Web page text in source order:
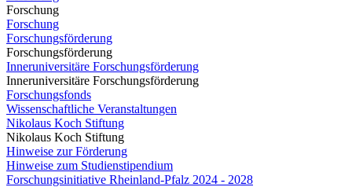
Forschung
Forschung
Forschungsförderung
Forschungsförderung
Inneruniversitäre Forschungsförderung
Inneruniversitäre Forschungsförderung
Forschungsfonds
Wissenschaftliche Veranstaltungen
Nikolaus Koch Stiftung
Nikolaus Koch Stiftung
Hinweise zur Förderung
Hinweise zum Studienstipendium
Forschungsinitiative Rheinland-Pfalz 2024 - 2028